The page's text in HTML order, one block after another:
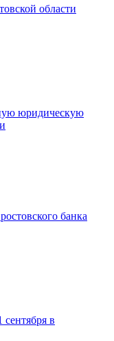
области
юридическую
банка
в